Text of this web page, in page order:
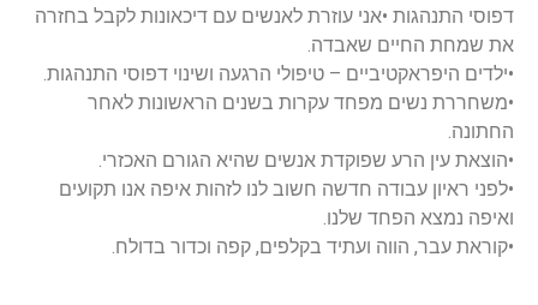
דפוסי התנהגות •אני עוזרת לאנשים עם דיכאונות לקבל בחזרה
את שמחת החיים שאבדה.
•ילדים היפראקטיביים – טיפולי הרגעה ושינוי דפוסי התנהגות.
•משחררת נשים מפחד עקרות בשנים הראשונות לאחר
החתונה.
•הוצאת עין הרע שפוקדת אנשים שהיא הגורם האכזרי.
•לפני ראיון עבודה חדשה חשוב לנו לזהות איפה אנו תקועים
ואיפה נמצא הפחד שלנו.
•קוראת עבר, הווה ועתיד בקלפים, קפה וכדור בדולח.